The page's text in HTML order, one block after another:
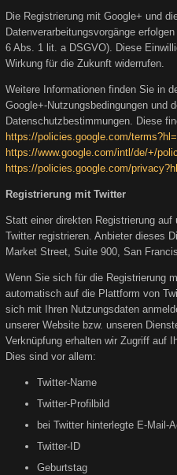
Die Registrierung mit Google+ und
Datenverarbeitungsvorgänge
6 Abs. 1 lit. a DSGVO). Diese
Wirkung für die Zukunft widerrufen.
Weitere Informationen finden Sie in
Google+-Nutzungsbedingungen und
Datenschutzbestimmungen. Diese
https://policies.google.com/
https://www.google.com/intl/de/+/
https://policies.google.com/
Registrierung mit Twitter
Statt einer direkten Registrierung
Twitter registrieren. Anbieter dieses
Market Street, Suite 900, San
Wenn Sie sich für die Registrierung
automatisch auf die Plattform von
sich mit Ihren Nutzungsdaten
unserer Website bzw. unseren
Verknüpfung erhalten wir Zugriff auf
Dies sind vor allem:
Twitter-Name
Twitter-Profilbild
bei Twitter hinterlegte E-Mail-
Twitter-ID
Geburtstag